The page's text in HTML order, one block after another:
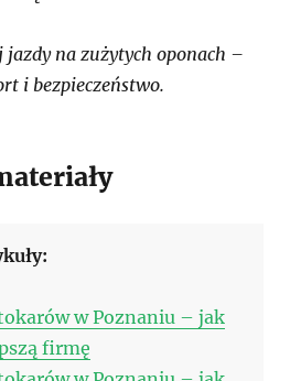
jazdy na zużytych oponach –
i bezpieczeństwo.
w Poznaniu – jak
firmę